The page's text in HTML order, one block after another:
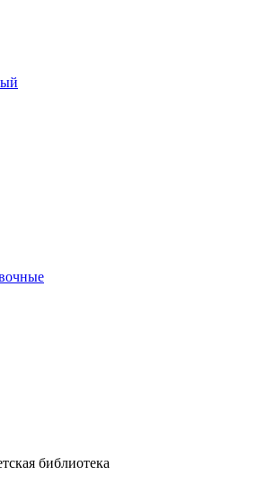
библиотека